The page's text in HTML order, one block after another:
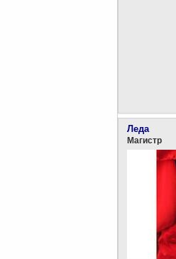
Леда
Магистр